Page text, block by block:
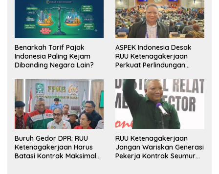
Benarkah Tarif Pajak
Indonesia Paling Kejam
Dibanding Negara Lain?
ASPEK Indonesia Desak
RUU Ketenagakerjaan
Perkuat Perlindungan
Pesangon
Buruh Gedor DPR: RUU
Ketenagakerjaan Harus
Batasi Kontrak Maksimal
RUU Ketenagakerjaan
Jangan Wariskan Generasi
Pekerja Kontrak Seumur